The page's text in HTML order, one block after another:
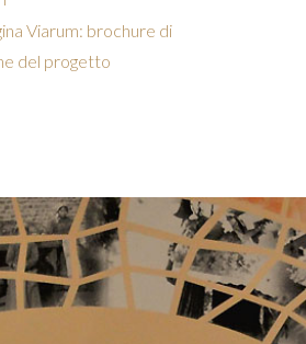
Viarum: brochure di
del progetto